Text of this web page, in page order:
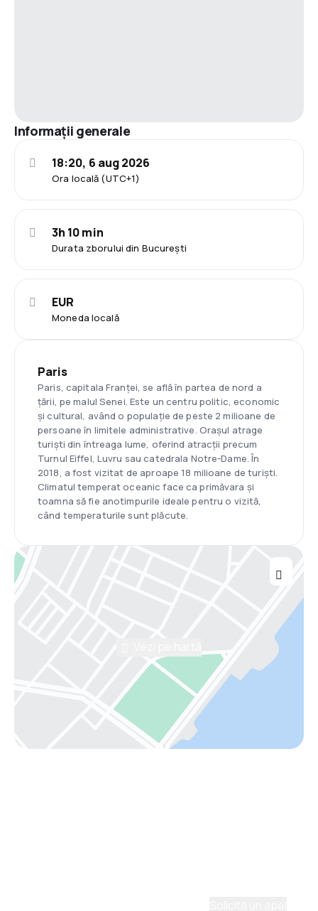
Informații generale
Ora locală (UTC+1)
18:20, 6 aug 2026
Durata zborului din București
3h 10 min
Moneda locală
EUR
Paris
Paris, capitala Franței, se află în partea de nord a
țării, pe malul Senei. Este un centru politic, economic
și cultural, având o populație de peste 2 milioane de
persoane în limitele administrative. Orașul atrage
turiști din întreaga lume, oferind atracții precum
Turnul Eiffel, Luvru sau catedrala Notre-Dame. În
2018, a fost vizitat de aproape 18 milioane de turiști.
Climatul temperat oceanic face ca primăvara și
toamna să fie anotimpurile ideale pentru o vizită,
când temperaturile sunt plăcute.